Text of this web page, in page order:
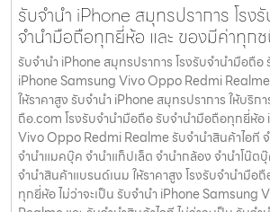
รับจำนำ iPhone สมุทรปราการ โรง
จำนำมือถือทุกยี่ห้อ และ ของมีค่าทุกช
รับจำนำ iPhone สมุทรปราการ โรงรับจำนำมือถื
iPhone Samsung Vivo Oppo Redmi
ให้ราคาสูง รับจำนำ iPhone สมุทรปราการ ให้บริก
ถือ.com โรงรับจำนำมือถือ รับจำนำมือถือทุกยี่ห้
Vivo Oppo Redmi Realme รับจำนำสินค้าไอที จ
จำนำแมคบุ๊ค จำนำแท็ปเล็ต จำนำกล้อง จำนำโน๊ต
จำนำสินค้าแบรนด์เนม ให้ราคาสูง โรงรับจำนำมือ
ทุกยี่ห้อ ไม่ว่าจะเป็น รับจำนำ iPhone Samsung